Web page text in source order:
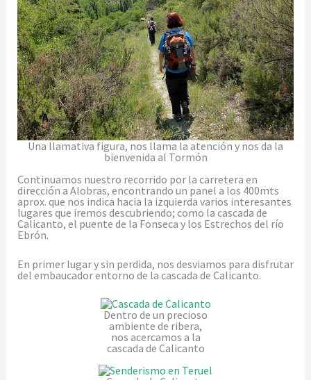
Una llamativa figura, nos llama la atención y nos da la
bienvenida al Tormón
Continuamos nuestro recorrido por la carretera en
dirección a Alobras, encontrando un panel a los 400mts
aprox. que nos indica hacia la izquierda varios interesantes
lugares que iremos descubriendo; como la cascada de
Calicanto, el puente de la Fonseca y los Estrechos del río
Ebrón.
En primer lugar y sin perdida, nos desviamos para disfrutar
del embaucador entorno de la cascada de Calicanto.
Dentro de un precioso
ambiente de ribera,
nos acercamos a la
cascada de Calicanto